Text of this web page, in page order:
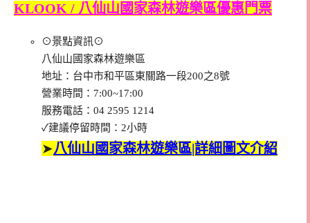
KLOOK / 八仙山國家森林遊樂區優惠門票
⊙景點資訊⊙
八仙山國家森林遊樂區
地址：台中市和平區東關路一段200之8號
營業時間：7:00~17:00
服務電話：04 2595 1214
✓建議停留時間：2小時
➤八仙山國家森林遊樂區|詳細圖文介紹